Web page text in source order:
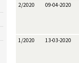
2/2020 09-04-2020
1/2020 13-03-2020